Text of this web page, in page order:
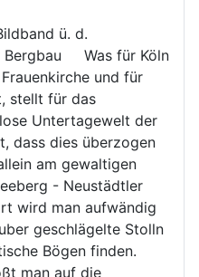
ü. d.
Bergbau Was für Köln
und für
stellt für das
Untertagewelt der
dass dies überzogen
am gewaltigen
- Neustädtler
wird man aufwändig
geschlägelte Stolln
Bögen finden.
man auf die